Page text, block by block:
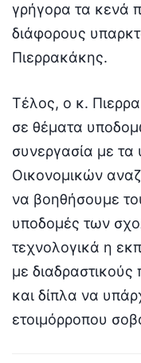
γρήγορα τα κενά
διάφορους
Πιερρακάκης.
Τέλος, ο κ.
σε θέματα
συνεργασία με τα
Οικονομικών
να βοηθήσουμε
υποδομές των
τεχνολογικά η
με
και δίπλα να
ετοιμόρροπου